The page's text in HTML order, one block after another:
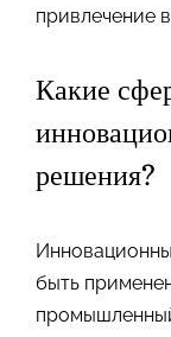
привлечение
Какие
решения?
быть